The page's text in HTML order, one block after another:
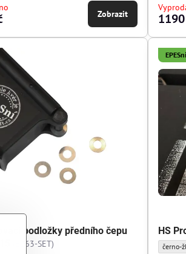
Zobrazit
podložky předního čepu
(E263-SET)
HS
HS
černo-